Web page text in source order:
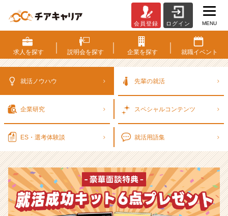
考
対
策・
ウ
ベ
ン
チ
ャ
ー・
会員登録 ログイン MENU
求人を探す 説明会を探す 企業を探す 就職イベント
就活ノウハウ 先輩の就活
企業研究 スペシャルコンテンツ
ES・選考体験談 就活用語集